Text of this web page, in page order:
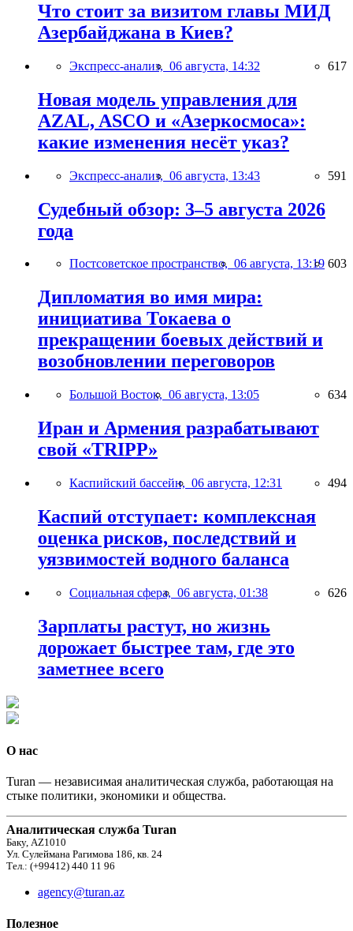
Что стоит за визитом главы МИД
Азербайджана в Киев?
Экспресс-анализ, 06 августа, 14:32 617
Новая модель управления для
AZAL, ASCO и «Азеркосмоса»:
какие изменения несёт указ?
Экспресс-анализ, 06 августа, 13:43 591
Судебный обзор: 3–5 августа 2026
года
Постсоветское пространство, 06 августа, 13:19 603
Дипломатия во имя мира:
инициатива Токаева о
прекращении боевых действий и
возобновлении переговоров
Большой Восток, 06 августа, 13:05 634
Иран и Армения разрабатывают
свой «TRIPP»
Каспийский бассейн, 06 августа, 12:31 494
Каспий отступает: комплексная
оценка рисков, последствий и
уязвимостей водного баланса
Социальная сфера, 06 августа, 01:38 626
Зарплаты растут, но жизнь
дорожает быстрее там, где это
заметнее всего
О нас
Turan — независимая аналитическая служба, работающая на
стыке политики, экономики и общества.
Аналитическая служба Turan
Баку, AZ1010
Ул. Сулеймана Рагимова 186, кв. 24
Тел.: (+99412) 440 11 96
agency@turan.az
Полезное